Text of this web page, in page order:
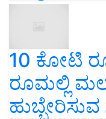
10 ಕೋಟಿ
ರೂಮಲ್ಲಿ